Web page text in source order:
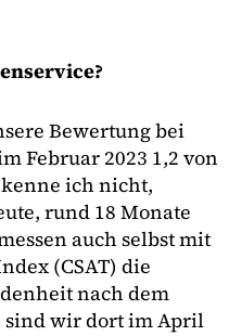
Bewertung bei
Februar 2023 1,2 von
ich nicht,
rund 18 Monate
auch selbst mit
(CSAT) die
nach dem
sind wir dort im April